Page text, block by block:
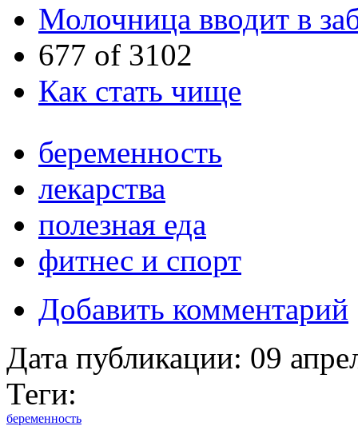
Молочница вводит в
677 of 3102
Как стать чище
беременность
лекарства
полезная еда
фитнес и спорт
Добавить комментарий
Дата публикации: 09
Теги:
беременность